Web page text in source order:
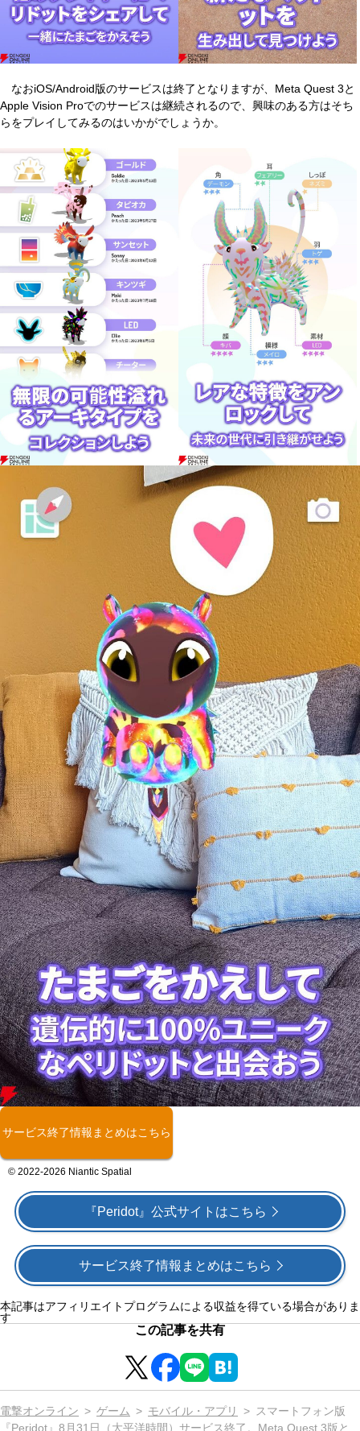
なおiOS/Android版のサービスは終了となりますが、Meta Quest 3と
Apple Vision Proでのサービスは継続されるので、興味のある方はそち
らをプレイしてみるのはいかがでしょうか。
サービス終了情報まとめはこちら
© 2022-2026 Niantic Spatial
『Peridot』公式サイトはこちら
サービス終了情報まとめはこちら
本記事はアフィリエイトプログラムによる収益を得ている場合がありま
す
この記事を共有
電撃オンライン ゲーム モバイル・アプリ
スマートフォン版
『Peridot』8月31日（大平洋時間）サービス終了。Meta Quest 3版と